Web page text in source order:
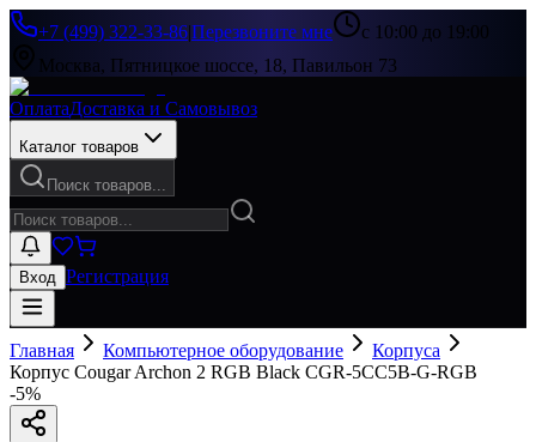
+7 (499) 322-33-86|Перезвоните мне
с 10:00 до 19:00
Москва, Пятницкое шоссе, 18, Павильон 73
ОплатаДоставка и Самовывоз
Каталог товаров
Поиск товаров...
Вход Регистрация
Главная Компьютерное оборудование
Корпуса
Корпус Cougar Archon 2 RGB Black CGR-5CC5B-G-RGB
-5%